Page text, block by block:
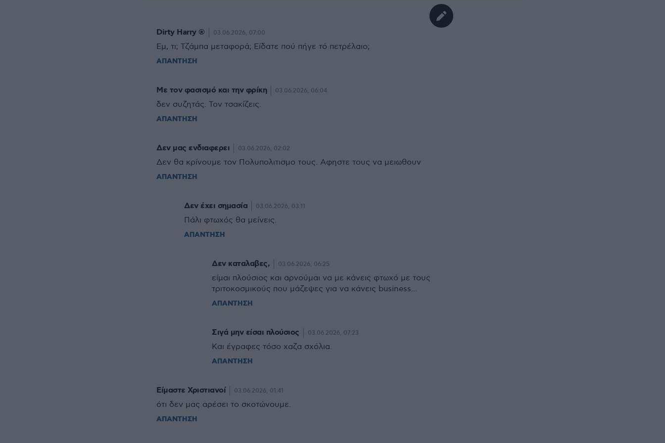
Dirty Harry ®️ 03.06.2026, 07:00
Εμ, τι; Τζάμπα μεταφορά; Είδατε πού πήγε τό πετρέλαιο;
ΑΠΑΝΤΗΣΗ
Με τον φασισμό και την φρίκη 03.06.2026, 06:04
δεν συζητάς. Τον τσακίζεις.
ΑΠΑΝΤΗΣΗ
Δεν μας ενδιαφερει 03.06.2026, 02:02
Δεν θα κρίνουμε τον Πολυπολιτισμο τους. Αφηστε τους να μειωθουν
ΑΠΑΝΤΗΣΗ
Δεν έχει σημασία 03.06.2026, 03:11
Πάλι φτωχός θα μείνεις.
ΑΠΑΝΤΗΣΗ
Δεν καταλαβες, 03.06.2026, 06:25
είμαι πλούσιος και αρνούμαι να με κάνεις φτωχό με τους
τριτοκοσμικούς που μάζεψες για να κάνεις business...
ΑΠΑΝΤΗΣΗ
Σιγά μην είσαι πλούσιος 03.06.2026, 07:23
Και έγραφες τόσο χαζα σχόλια.
ΑΠΑΝΤΗΣΗ
Είμαστε Χριστιανοί 03.06.2026, 01:41
ότι δεν μας αρέσει το σκοτώνουμε.
ΑΠΑΝΤΗΣΗ